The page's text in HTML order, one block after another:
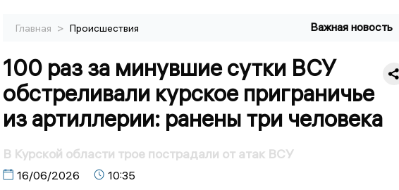
Главная > Происшествия Важная новость
100 раз за минувшие сутки ВСУ
обстреливали курское приграничье
из артиллерии: ранены три человека
В Курской области трое пострадали от атак ВСУ
16/06/2026 10:35